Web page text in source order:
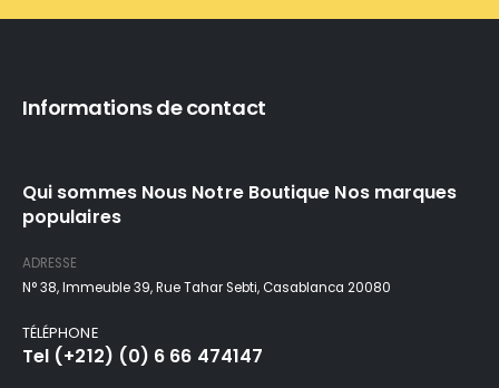
Informations de contact
Qui sommes Nous Notre Boutique Nos marques
populaires
ADRESSE
N° 38, Immeuble 39, Rue Tahar Sebti, Casablanca 20080
TÉLÉPHONE
Tel (+212) (0) 6 66 474147